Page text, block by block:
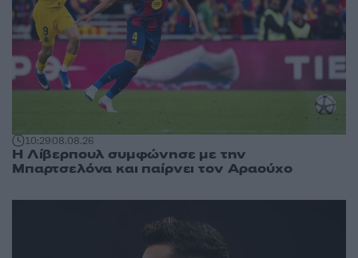
10:2908.08.26
Η Λίβερπουλ συμφώνησε με την
Μπαρτσελόνα και παίρνει τον Αραούχο